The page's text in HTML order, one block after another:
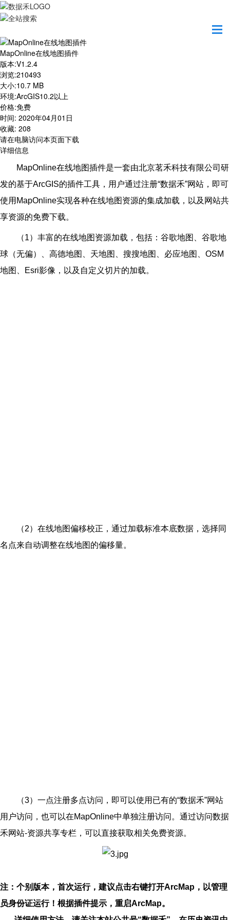
MapOnline在线地图插件
版本:V1.2.4
浏览:210493
大小:10.7 MB
环境:ArcGIS10.2以上
价格:免费
时间: 2020年04月01日
收藏: 208
请在电脑访问本页面下载
详细信息
MapOnline在线地图插件是一套由北京茗禾科技有限公司研
发的基于ArcGIS的插件工具，用户通过注册“数据禾”网站，即可
使用MapOnline实现各种在线地图资源的集成加载，以及网站共
享资源的免费下载。
（1）丰富的在线地图资源加载，包括：谷歌地图、谷歌地
球（无偏）、高德地图、天地图、搜搜地图、必应地图、OSM
地图、Esri影像， 以及自定义切片的加载。
（2）在线地图偏移校正，通过加载标准本底数据，选择同
名点来自动调整在线地图的偏移量。
（3）一点注册多点访问，即可以使用已有的“数据禾”网站
用户访问，也可以在MapOnline中单独注册访问。通过访问数据
禾网站-资源共享专栏，可以直接获取相关免费资源。
注：个别版本，首次运行，建议点击右键打开ArcMap ，以管理
员身份证运行！根据插件提示，重启ArcMap。